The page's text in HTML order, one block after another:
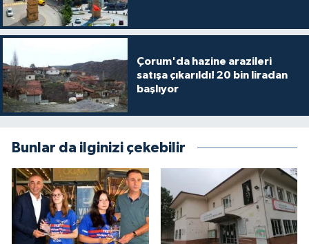
Çorum'da hazine arazileri
satışa çıkarıldı! 20 bin liradan
başlıyor
Bunlar da ilginizi çekebilir